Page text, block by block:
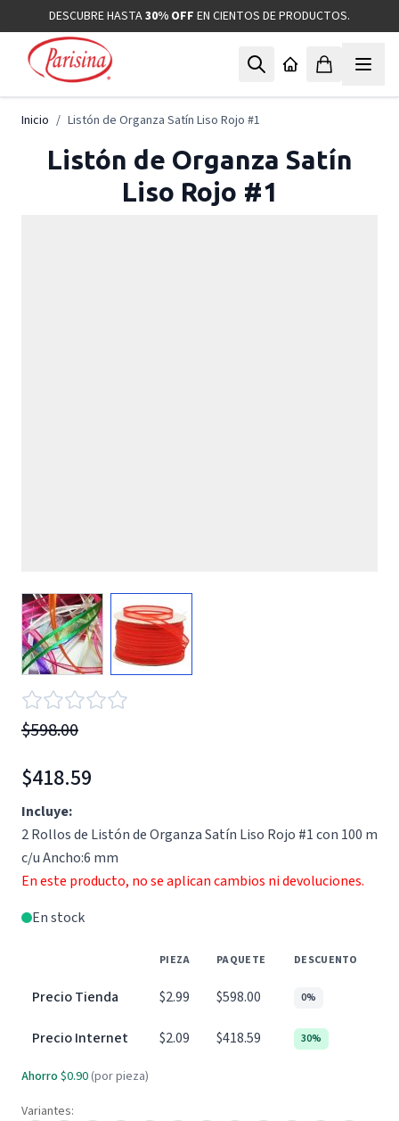
Ir al contenidoDESCUBRE HASTA30% OFF EN CIENTOS DE PRODUCTOS.
Inicio / Listón de Organza Satín Liso Rojo #1
Listón de Organza Satín
Liso Rojo #1
View larger imageView larger image
$598.00
$418.59
Incluye:
2 Rollos de Listón de Organza Satín Liso Rojo #1 con 100 m
c/u Ancho:6 mm
En este producto, no se aplican cambios ni devoluciones.
En stock
PIEZA PAQUETE DESCUENTO
Precio Tienda $2.99 $598.00 0%
Precio Internet $2.09 $418.59 30%
Ahorro $0.90 (por pieza)
Variantes: